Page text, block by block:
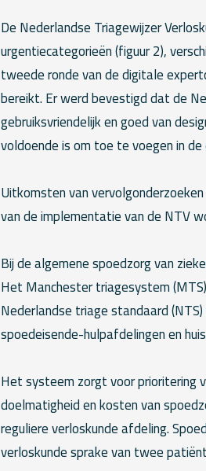
De Nederlandse Triagewijzer
urgentiecategorieën (figuur 2),
tweede ronde van de digitale
bereikt. Er werd bevestigd dat de
gebruiksvriendelijk en goed van
voldoende is om toe te voegen in
Uitkomsten van
van de implementatie van de NTV
Bij de algemene spoedzorg van
Het Manchester triagesystem
Nederlandse triage standaard
spoedeisende-hulpafdelingen en
Het systeem zorgt voor prioritering
doelmatigheid en kosten van
reguliere verloskunde afdeling.
verloskunde sprake van twee